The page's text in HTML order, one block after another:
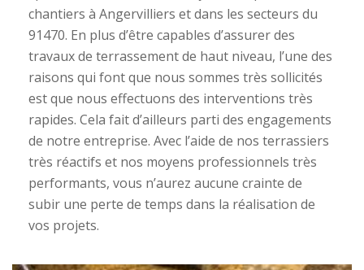
chantiers à Angervilliers et dans les secteurs du
91470. En plus d’être capables d’assurer des
travaux de terrassement de haut niveau, l’une des
raisons qui font que nous sommes très sollicités
est que nous effectuons des interventions très
rapides. Cela fait d’ailleurs parti des engagements
de notre entreprise. Avec l’aide de nos terrassiers
très réactifs et nos moyens professionnels très
performants, vous n’aurez aucune crainte de
subir une perte de temps dans la réalisation de
vos projets.